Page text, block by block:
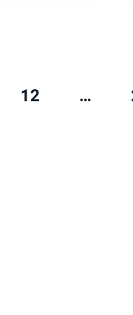
12 …